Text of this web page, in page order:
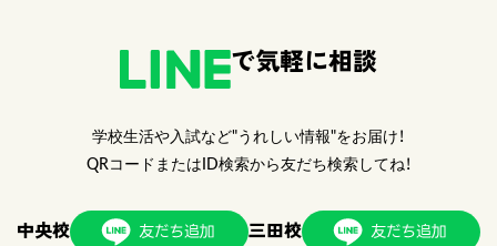
で気軽に相談
学校生活や入試など"うれしい情報"をお届け！
QRコードまたはID検索から友だち検索してね！
中央校 三田校